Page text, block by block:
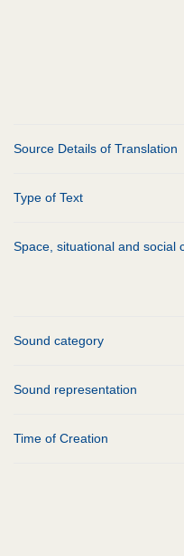
Source Details of Translation
Type of Text
Space, situational and social
Sound category
Sound representation
Time of Creation